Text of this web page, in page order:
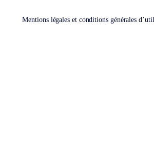
Mentions légales et conditions générales